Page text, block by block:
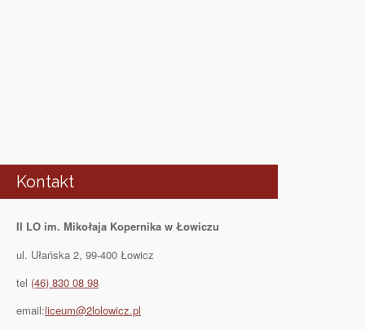
Kontakt
II LO im. Mikołaja Kopernika w Łowiczu
ul. Ułańska 2, 99-400 Łowicz
tel (46) 830 08 98
email:liceum@2lolowicz.pl